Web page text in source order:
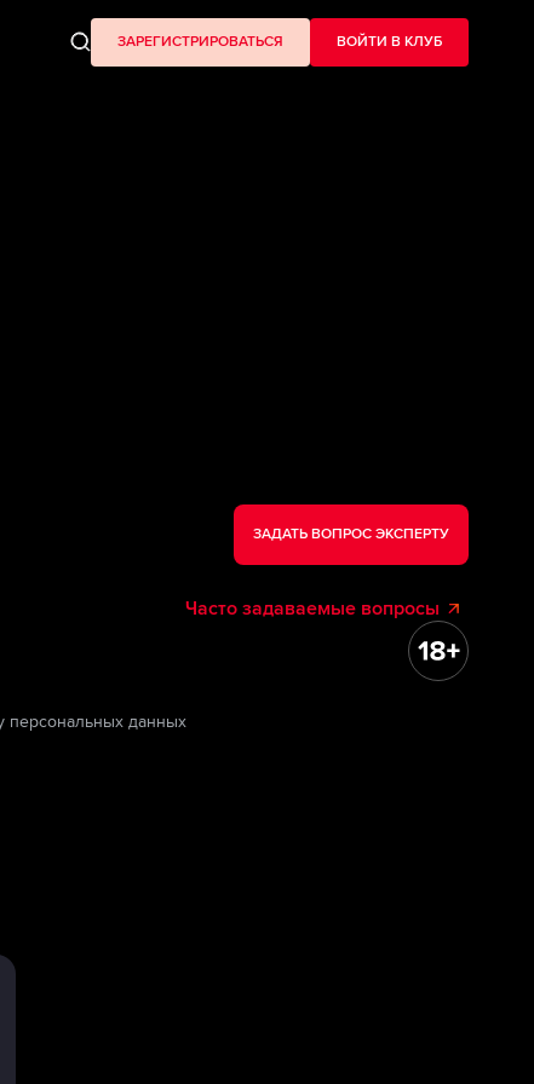
ЗАРЕГИСТРИРОВАТЬСЯ ВОЙТИ В КЛУБ
ЗАДАТЬ ВОПРОС ЭКСПЕРТУ
Часто задаваемые вопросы
персональных данных